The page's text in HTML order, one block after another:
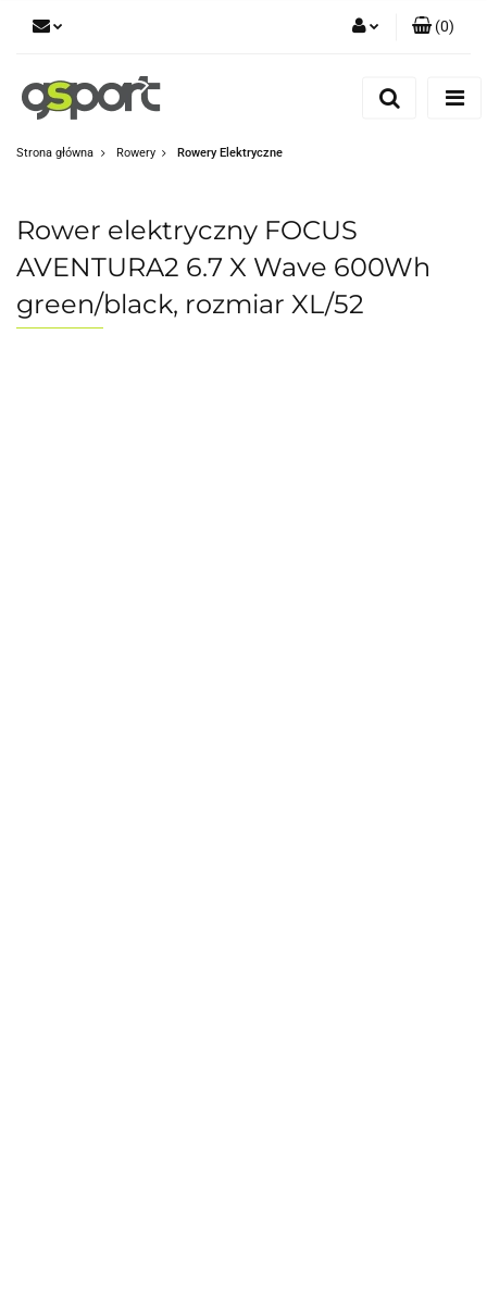
Dodaj zgłoszenie
(0)
Strona główna Rowery Rowery Elektryczne
Rower elektryczny FOCUS
AVENTURA2 6.7 X Wave 600Wh
green/black, rozmiar XL/52